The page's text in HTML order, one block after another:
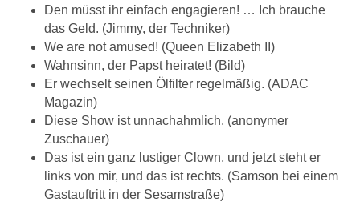
Den müsst ihr einfach engagieren! … Ich brauche
das Geld. (Jimmy, der Techniker)
We are not amused! (Queen Elizabeth II)
Wahnsinn, der Papst heiratet! (Bild)
Er wechselt seinen Ölfilter regelmäßig. (ADAC
Magazin)
Diese Show ist unnachahmlich. (anonymer
Zuschauer)
Das ist ein ganz lustiger Clown, und jetzt steht er
links von mir, und das ist rechts. (Samson bei einem
Gastauftritt in der Sesamstraße)